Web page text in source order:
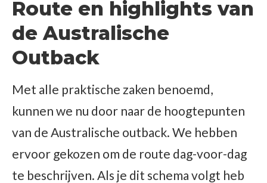
Route en highlights van
de Australische
Outback
Met alle praktische zaken benoemd,
kunnen we nu door naar de hoogtepunten
van de Australische outback. We hebben
ervoor gekozen om de route dag-voor-dag
te beschrijven. Als je dit schema volgt heb